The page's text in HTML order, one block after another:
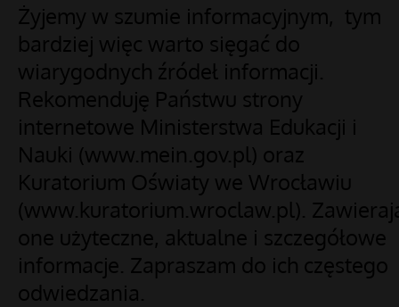
Żyjemy w szumie informacyjnym, tym
bardziej więc warto sięgać do
wiarygodnych źródeł informacji.
Rekomenduję Państwu strony
internetowe Ministerstwa Edukacji i
Nauki (www.mein.gov.pl) oraz
Kuratorium Oświaty we Wrocławiu
(www.kuratorium.wroclaw.pl).
one użyteczne, aktualne i szczegółowe
informacje. Zapraszam do ich częstego
odwiedzania.